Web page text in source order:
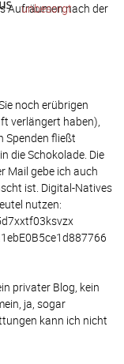
unbesorgt
Aufräumen nach der
noch erübrigen
verlängert haben),
Spenden fließt
die Schokolade. Die
Mail gebe ich auch
ist. Digital-Natives
nutzen:
privater Blog, kein
ja, sogar
kann ich nicht